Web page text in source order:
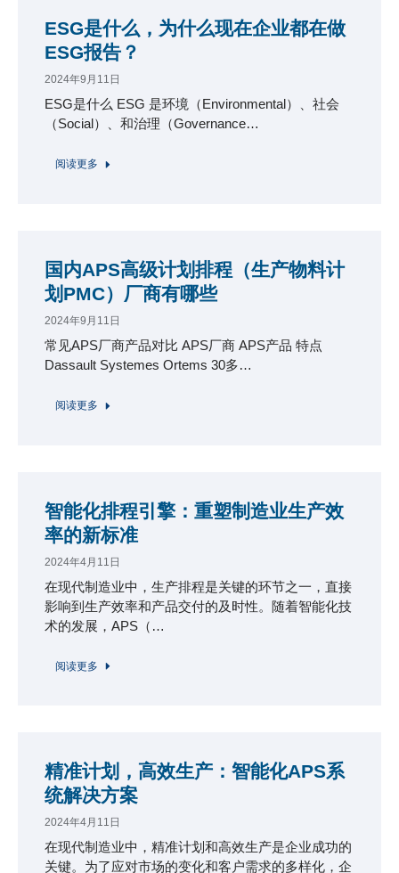
ESG是什么，为什么现在企业都在做
ESG报告？
2024年9月11日
ESG是什么 ESG 是环境（Environmental）、社会
（Social）、和治理（Governance…
阅读更多
国内APS高级计划排程（生产物料计
划PMC）厂商有哪些
2024年9月11日
常见APS厂商产品对比 APS厂商 APS产品 特点
Dassault Systemes Ortems 30多…
阅读更多
智能化排程引擎：重塑制造业生产效
率的新标准
2024年4月11日
在现代制造业中，生产排程是关键的环节之一，直接
影响到生产效率和产品交付的及时性。随着智能化技
术的发展，APS（…
阅读更多
精准计划，高效生产：智能化APS系
统解决方案
2024年4月11日
在现代制造业中，精准计划和高效生产是企业成功的
关键。为了应对市场的变化和客户需求的多样化，企